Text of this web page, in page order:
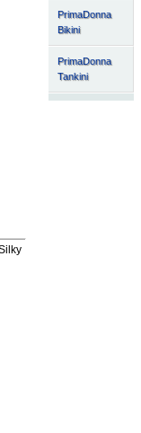
PrimaDonna
Bikini
PrimaDonna
Tankini